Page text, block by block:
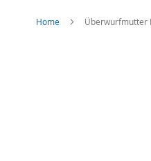
Home Überwurfmutter